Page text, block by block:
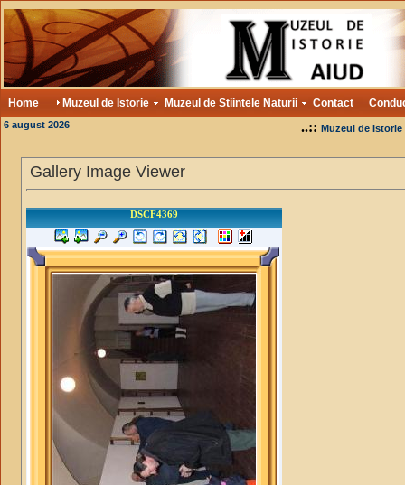
Home Muzeul de Istorie Muzeul de Stiintele Naturii Contact
6 august 2026 ..:: Muzeul de Istorie
Gallery Image Viewer
DSCF4369